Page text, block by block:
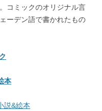
コミックのオリジナル言
ーデン語で書かれたもの
本
&絵本